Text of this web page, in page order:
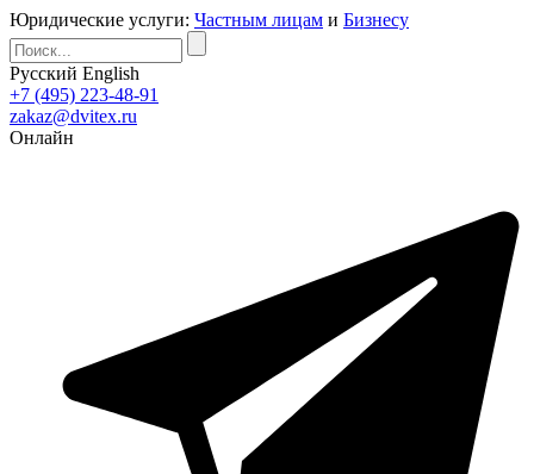
Юридические услуги: Частным лицам и Бизнесу
Русский English
+7 (495) 223-48-91
zakaz@dvitex.ru
Онлайн